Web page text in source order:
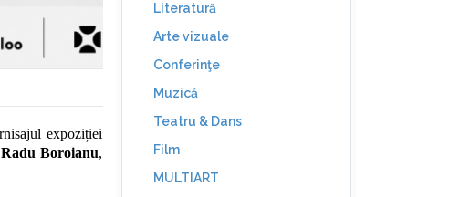
expoziției
Radu Boroianu,
Literatură
Arte vizuale
Conferinţe
Muzică
Teatru & Dans
Film
MULTIART